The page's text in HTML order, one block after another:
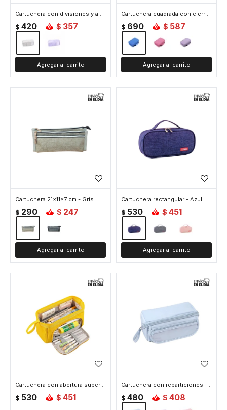
Cartuchera con divisiones y apertura completa - Gris
$ 420 $ 357
Cartuchera cuadrada con cierre - Azul
$ 690 $ 587
Cartuchera 21x11x7 cm - Gris
$ 290 $ 247
Cartuchera rectangular - Azul
$ 530 $ 451
Cartuchera con abertura superior y bolsillos - Mostaza
$ 530 $ 451
Cartuchera con reparticiones - Celeste
$ 480 $ 408